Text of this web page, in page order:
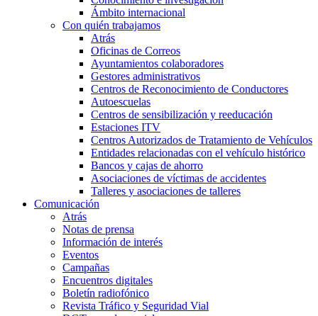
Ámbito internacional
Con quién trabajamos
Atrás
Oficinas de Correos
Ayuntamientos colaboradores
Gestores administrativos
Centros de Reconocimiento de Conductores
Autoescuelas
Centros de sensibilización y reeducación
Estaciones ITV
Centros Autorizados de Tratamiento de Vehículos
Entidades relacionadas con el vehículo histórico
Bancos y cajas de ahorro
Asociaciones de víctimas de accidentes
Talleres y asociaciones de talleres
Comunicación
Atrás
Notas de prensa
Información de interés
Eventos
Campañas
Encuentros digitales
Boletín radiofónico
Revista Tráfico y Seguridad Vial